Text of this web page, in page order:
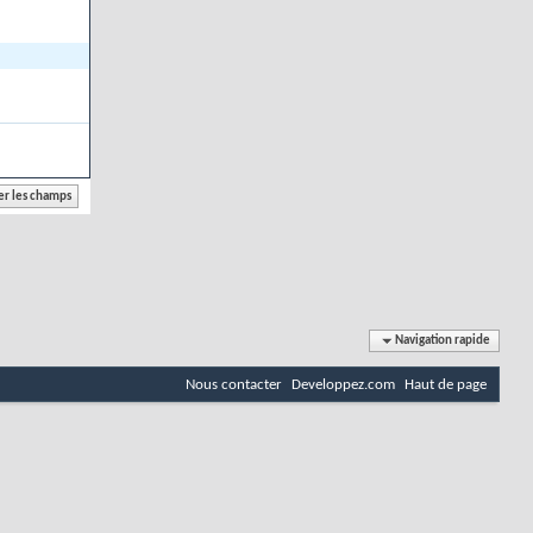
Navigation rapide
Nous contacter Developpez.com Haut de page